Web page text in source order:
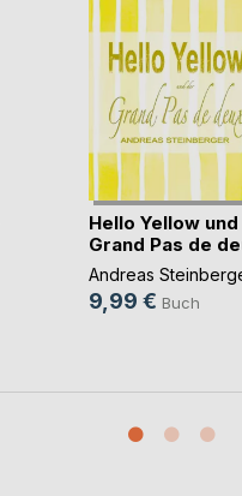
Hello Yellow
Grand Pas de
Andreas
9,99 € Buch